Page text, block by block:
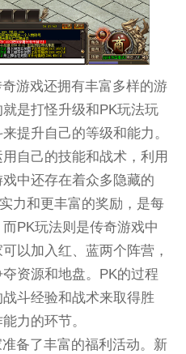
游戏还拥有丰富多样的游
是打怪升级和PK玩法玩
提升自己的等级和能力。
自己的技能和战术，利用
中还存在着众多隐藏的
力和更丰富的奖励，是每
PK玩法则是传奇游戏中
以加入红、蓝两个阵营，
资源和地盘。PK的过程
斗经验和战术来取得胜
力的环节。
备了丰富的福利活动。新